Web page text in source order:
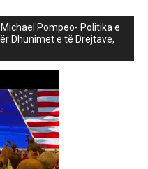
Pompeo- Politika e
Dhunimet e të Drejtave,